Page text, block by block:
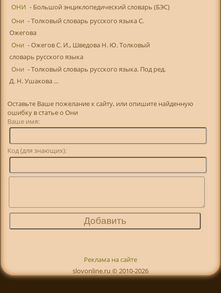
ОНИ - Большой энциклопедический словарь (БЭС)
Они - Толковый словарь русского языка С.
Ожегова
Они - Ожегов С. И., Шведова Н. Ю. Толковый
словарь русского языка
Они - Толковый словарь русского языка. Под ред.
Д. Н. Ушакова ...
Оставьте Ваше пожелание к сайту, или опишите найденную
ошибку в статье о Они
Ваше имя:
Код (для знающих):
Реклама на сайте
slovonline.ru © 2010-2026